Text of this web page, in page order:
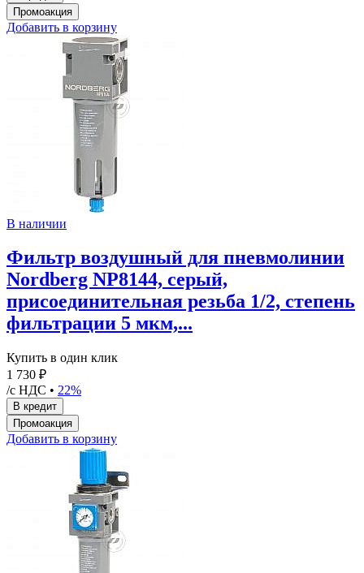
Добавить в корзину
В наличии
Фильтр воздушный для пневмолинии
Nordberg NP8144, серый,
присоединительная резьба 1/2, степень
фильтрации 5 мкм,...
Купить в один клик
1 730 ₽
/с НДС • 22%
Добавить в корзину